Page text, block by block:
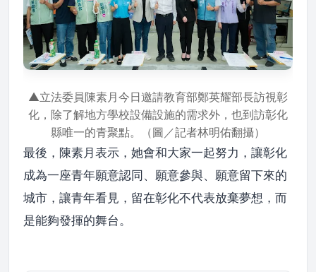
▲立法委員陳素月今日邀請教育部鄭英耀部長訪視彰
化，除了解地方學校設備設施的需求外，也到訪彰化
縣唯一的青聚點。（圖／記者林明佑翻攝）
最後，陳素月表示，她會和大家一起努力，讓彰化
成為一座青年願意認同、願意參與、願意留下來的
城市，讓青年看見，留在彰化不代表放棄夢想，而
是能夠發揮的舞台。